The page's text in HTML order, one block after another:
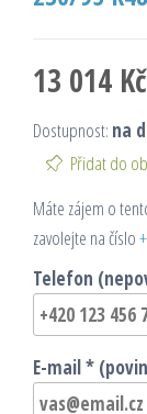
13 014 Kč
Dostupnost: na
Přidat do
Máte zájem o
zavolejte na číslo
Telefon
E-mail *